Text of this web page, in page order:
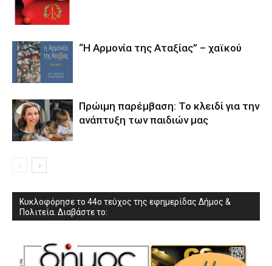
“Η Αρμονία της Αταξίας” – χαϊκού
Πρώιμη παρέμβαση: Το κλειδί για την
ανάπτυξη των παιδιών µας
Κυκλοφόρησε το 44ο τεύχος της εφημερίδας Δήμος &
Πολιτεία. Διαβάστε το: